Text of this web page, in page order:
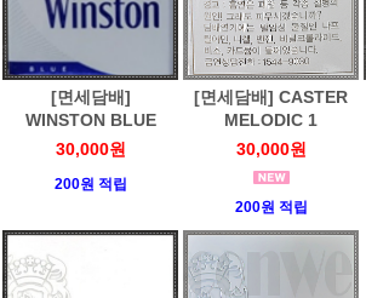
[면세담배]
WINSTON BLUE
30,000원
200원 적립
[면세담배] CASTER
MELODIC 1
30,000원
200원 적립